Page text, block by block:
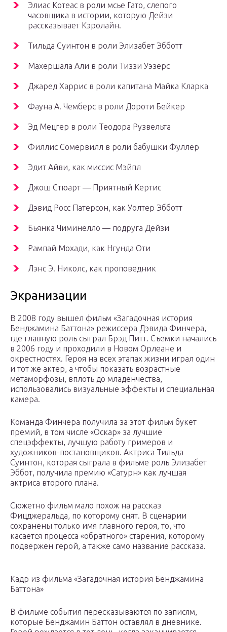
Элиас Котеас в роли мсье Гато, слепого
часовщика в истории, которую Дейзи
рассказывает Кэролайн.
Тильда Суинтон в роли Элизабет Эбботт
Махершала Али в роли Тиззи Уэзерс
Джаред Харрис в роли капитана Майка Кларка
Фауна А. Чемберс в роли Дороти Бейкер
Эд Мецгер в роли Теодора Рузвельта
Филлис Сомервилл в роли бабушки Фуллер
Эдит Айви, как миссис Мэйпл
Джош Стюарт — Приятный Кертис
Дэвид Росс Патерсон, как Уолтер Эбботт
Бьянка Чиминелло — подруга Дейзи
Рампай Мохади, как Нгунда Оти
Лэнс Э. Николс, как проповедник
Экранизации
В 2008 году вышел фильм «Загадочная история
Бенджамина Баттона» режиссера Дэвида Финчера,
где главную роль сыграл Брэд Питт. Съемки начались
в 2006 году и проходили в Новом Орлеане и
окрестностях. Героя на всех этапах жизни играл один
и тот же актер, а чтобы показать возрастные
метаморфозы, вплоть до младенчества,
использовались визуальные эффекты и специальная
камера.
Команда Финчера получила за этот фильм букет
премий, в том числе «Оскар» за лучшие
спецэффекты, лучшую работу гримеров и
художников-постановщиков. Актриса Тильда
Суинтон, которая сыграла в фильме роль Элизабет
Эббот, получила премию «Сатурн» как лучшая
актриса второго плана.
Сюжетно фильм мало похож на рассказ
Фицджеральда, по которому снят. В сценарии
сохранены только имя главного героя, то, что
касается процесса «обратного» старения, которому
подвержен герой, а также само название рассказа.
Кадр из фильма «Загадочная история Бенджамина
Баттона»
В фильме события пересказываются по записям,
которые Бенджамин Баттон оставлял в дневнике.